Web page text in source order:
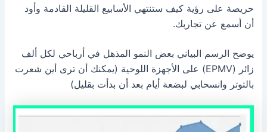
حريصة على رؤية كيف ستنتهي الأسابيع القليلة القادمة وأود
أن أسمع عن تجاربك.
يوضح الرسم البياني بعض النمو المذهل في أرباحي لكل ألف
زائر (EPMV) على الأجهزة اللوحية (يمكنك أن ترى أين شعرت
بالتوتر وانسحابي لبضعة أيام بعد أن بدأت بقليل)